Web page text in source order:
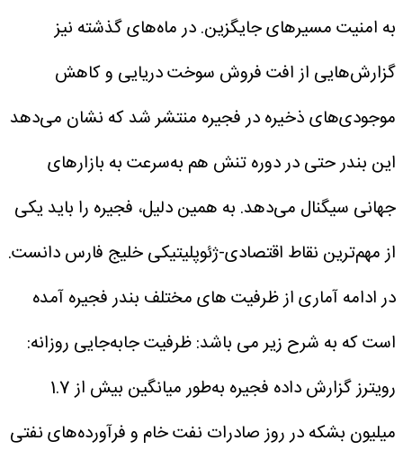
به امنیت مسیرهای جایگزین. در ماه‌های گذشته نیز
گزارش‌هایی از افت فروش سوخت دریایی و کاهش
موجودی‌های ذخیره در فجیره منتشر شد که نشان می‌دهد
این بندر حتی در دوره تنش هم به‌سرعت به بازارهای
جهانی سیگنال می‌دهد. به همین دلیل، فجیره را باید یکی
از مهم‌ترین نقاط اقتصادی-ژئوپلیتیکی خلیج فارس دانست.
در ادامه آماری از ظرفیت های مختلف بندر فجیره آمده
است که به شرح زیر می باشد:ظرفیت جابه‌جایی روزانه:
رویترز گزارش داده فجیره به‌طور میانگین بیش از 1.7
میلیون بشکه در روز صادرات نفت خام و فرآورده‌های نفتی